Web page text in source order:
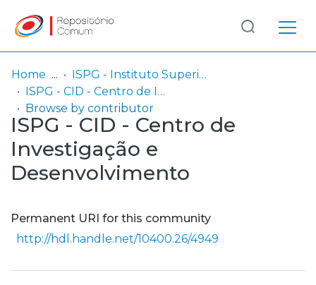
Communities
& Collections
Browse repository
Log
In
(current)
Home
ISPG - Instituto Superior Politécnico Gaya
ISPG - CID - Centro de Investigação e Desenvolvimento
Browse by contributor
ISPG - CID - Centro de
Investigação e
Desenvolvimento
Permanent URI for this community
http://hdl.handle.net/10400.26/4949